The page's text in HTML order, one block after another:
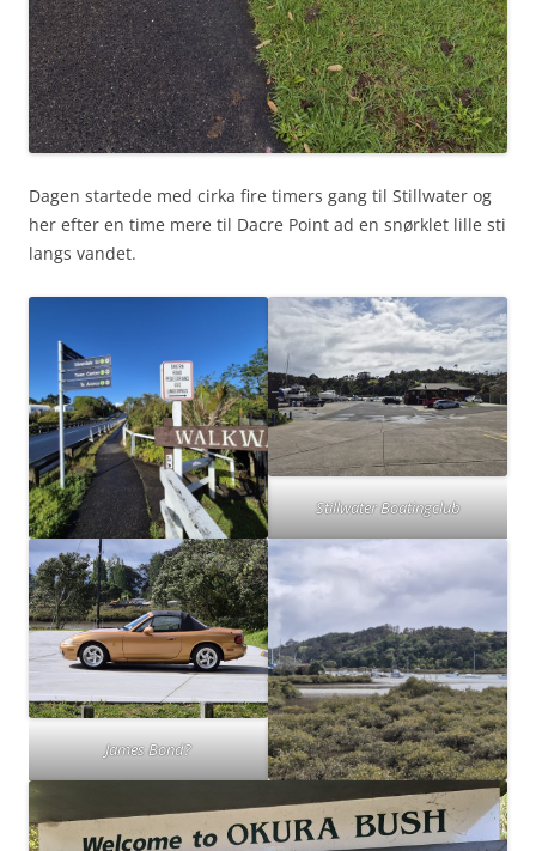
Dagen startede med cirka fire timers gang til Stillwater og
her efter en time mere til Dacre Point ad en snørklet lille sti
langs vandet.
Stillwater Boatingclub
James Bond?